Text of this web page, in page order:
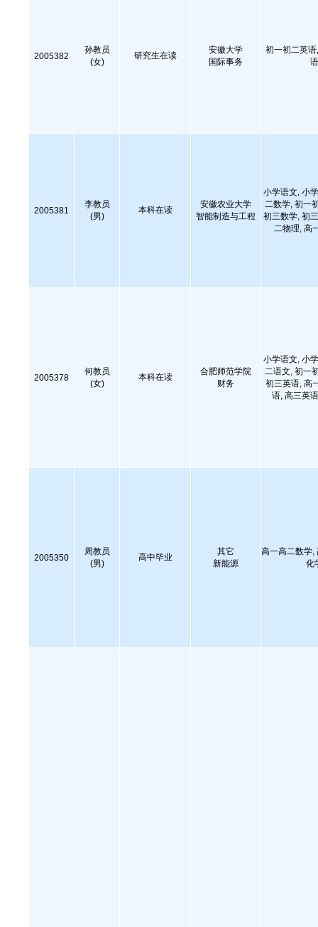
2005382
孙教员
(女)
研究生在读
安徽大学
国际事务
初一初二英
2005381
李教员
(男)
本科在读
安徽农业大学
智能制造与工程
小学语文, 小
二数学, 初一
初三数学, 初
二物理, 高
2005378
何教员
(女)
本科在读
合肥师范学院
财务
小学语文, 小
二语文, 初一
初三英语, 高
语, 高三英
2005350
周教员
(男)
高中毕业
其它
新能源
高一高二数学,
化